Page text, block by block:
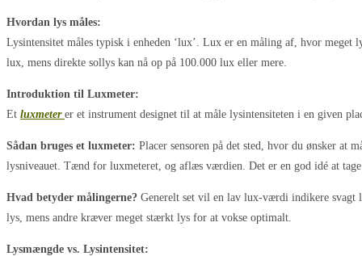
Hvordan lys måles:
Lysintensitet måles typisk i enheden ‘lux’. Lux er en måling af, hvor meget
lux, mens direkte sollys kan nå op på 100.000 lux eller mere.
Introduktion til Luxmeter:
Et luxmeter er et instrument designet til at måle lysintensiteten i en given
Sådan bruges et luxmeter: Placer sensoren på det sted, hvor du ønsker at
lysniveauet. Tænd for luxmeteret, og aflæs værdien. Det er en god idé at
Hvad betyder målingerne? Generelt set vil en lav lux-værdi indikere
lys, mens andre kræver meget stærkt lys for at vokse optimalt.
Lysmængde vs. Lysintensitet: